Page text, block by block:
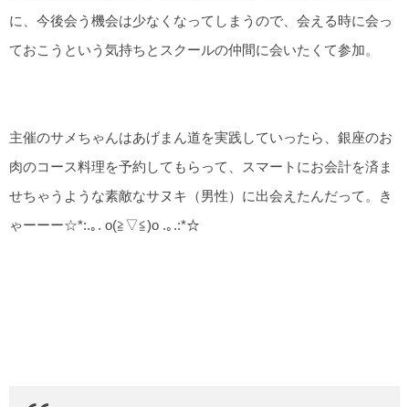
に、今後会う機会は少なくなってしまうので、会える時に会っ
ておこうという気持ちとスクールの仲間に会いたくて参加。
主催のサメちゃんはあげまん道を実践していったら、銀座のお
肉のコース料理を予約してもらって、スマートにお会計を済ま
せちゃうような素敵なサヌキ（男性）に出会えたんだって。き
ゃーーー☆*:.｡. o(≧▽≦)o .｡.:*☆